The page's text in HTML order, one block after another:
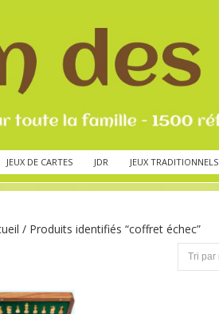
JEUX DE CARTES JDR JEUX TRADITIONNELS
/ Produits identifiés “coffret échec”